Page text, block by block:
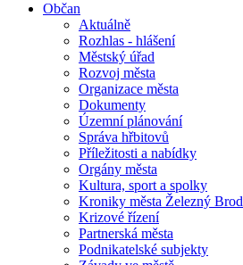
Občan
Aktuálně
Rozhlas - hlášení
Městský úřad
Rozvoj města
Organizace města
Dokumenty
Územní plánování
Správa hřbitovů
Příležitosti a nabídky
Orgány města
Kultura, sport a spolky
Kroniky města Železný Brod
Krizové řízení
Partnerská města
Podnikatelské subjekty